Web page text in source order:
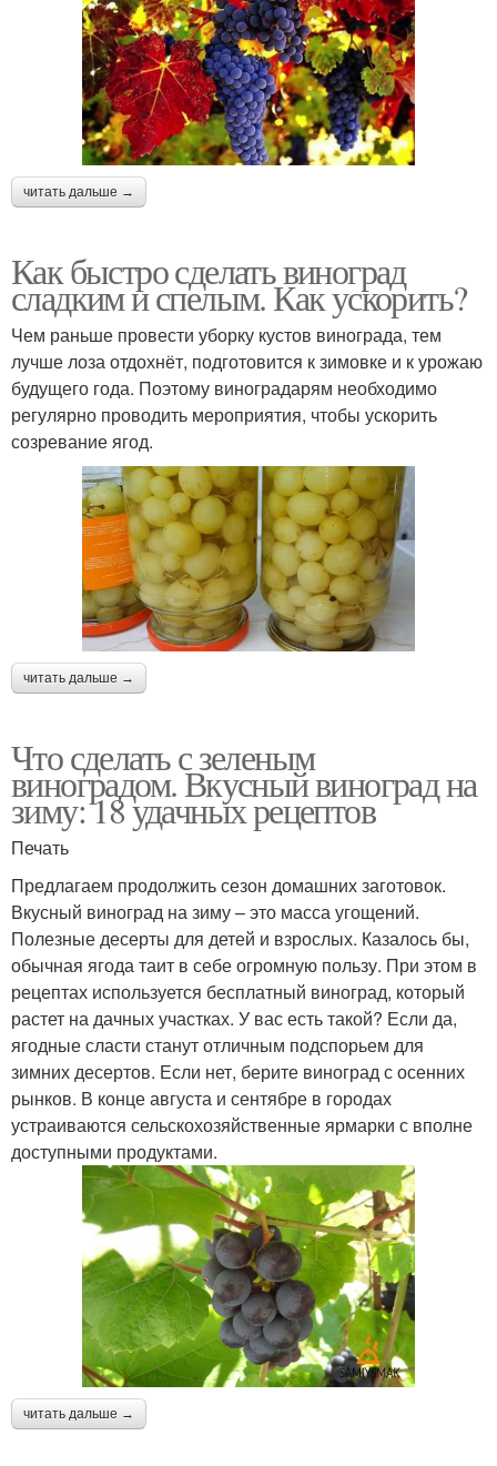
читать дальше →
Как быстро сделать виноград
сладким и спелым. Как ускорить?
Чем раньше провести уборку кустов винограда, тем
лучше лоза отдохнёт, подготовится к зимовке и к урожаю
будущего года. Поэтому виноградарям необходимо
регулярно проводить мероприятия, чтобы ускорить
созревание ягод.
читать дальше →
Что сделать с зеленым
виноградом. Вкусный виноград на
зиму: 18 удачных рецептов
Печать
Предлагаем продолжить сезон домашних заготовок.
Вкусный виноград на зиму – это масса угощений.
Полезные десерты для детей и взрослых. Казалось бы,
обычная ягода таит в себе огромную пользу. При этом в
рецептах используется бесплатный виноград, который
растет на дачных участках. У вас есть такой? Если да,
ягодные сласти станут отличным подспорьем для
зимних десертов. Если нет, берите виноград с осенних
рынков. В конце августа и сентябре в городах
устраиваются сельскохозяйственные ярмарки с вполне
доступными продуктами.
читать дальше →